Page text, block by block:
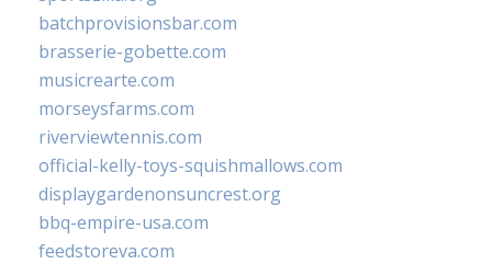
batchprovisionsbar.com
brasserie-gobette.com
musicrearte.com
morseysfarms.com
riverviewtennis.com
official-kelly-toys-squishmallows.com
displaygardenonsuncrest.org
bbq-empire-usa.com
feedstoreva.com